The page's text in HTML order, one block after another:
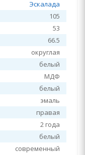
Эскалада
105
53
66.5
округлая
белый
МДФ
белый
эмаль
правая
2 года
белый
современный